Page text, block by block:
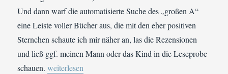
Und dann warf die automatisierte Suche des „großen A“
eine Leiste voller Bücher aus, die mit den eher positiven
Sternchen schaute ich mir näher an, las die Rezensionen
und ließ ggf. meinen Mann oder das Kind in die Leseprobe
schauen.„Der Buchblogger – Das unbekannte Wesen“
weiterlesen